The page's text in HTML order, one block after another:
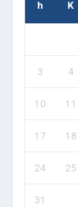
h K
3 4
10 11
17 18
24 25
31